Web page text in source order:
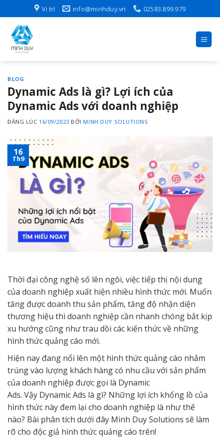
to
content
Vị trí info@minhduy.vn 02583.899.979
BLOG
Dynamic Ads là gì? Lợi ích của
Dynamic Ads với doanh nghiệp
ĐĂNG LÚC 16/09/2023 BỞI MINH DUY SOLUTIONS
16
Th9
Thời đại công nghệ số lên ngôi, việc tiếp thị nội dung
của doanh nghiệp xuất hiện nhiều hình thức mới. Muốn
tăng được doanh thu sản phẩm, tăng độ nhận diện
thương hiệu thì doanh nghiệp cần nhanh chóng bắt kịp
xu hướng cũng như trau dồi các kiến thức về những
hình thức quảng cáo mới.
Hiện nay đang nổi lên một hình thức quảng cáo nhắm
trúng vào lượng khách hàng có nhu cầu với sản phẩm
của doanh nghiệp được gọi là Dynamic
Ads. Vậy Dynamic Ads là gì? Những lợi ích khổng lồ của
hình thức này đem lại cho doanh nghiệp là như thế
nào? Bài phân tích dưới đây Minh Duy Solutions sẽ làm
rõ cho độc giả hình thức quảng cáo trên!